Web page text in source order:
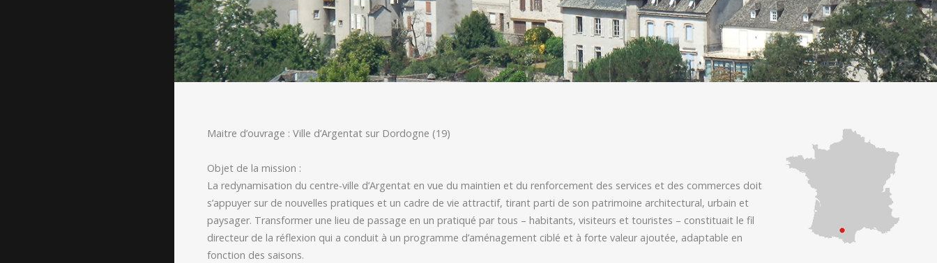
Maitre d’ouvrage : Ville d’Argentat sur Dordogne (19)
Objet de la mission :
La redynamisation du centre-ville d’Argentat en vue du maintien et du renforcement des services et des commerces doit
s’appuyer sur de nouvelles pratiques et un cadre de vie attractif, tirant parti de son patrimoine architectural, urbain et
paysager. Transformer une lieu de passage en un pratiqué par tous – habitants, visiteurs et touristes – constituait le fil
directeur de la réflexion qui a conduit à un programme d’aménagement ciblé et à forte valeur ajoutée, adaptable en
fonction des saisons.